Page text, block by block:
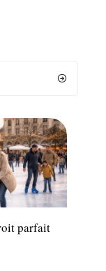
parfait